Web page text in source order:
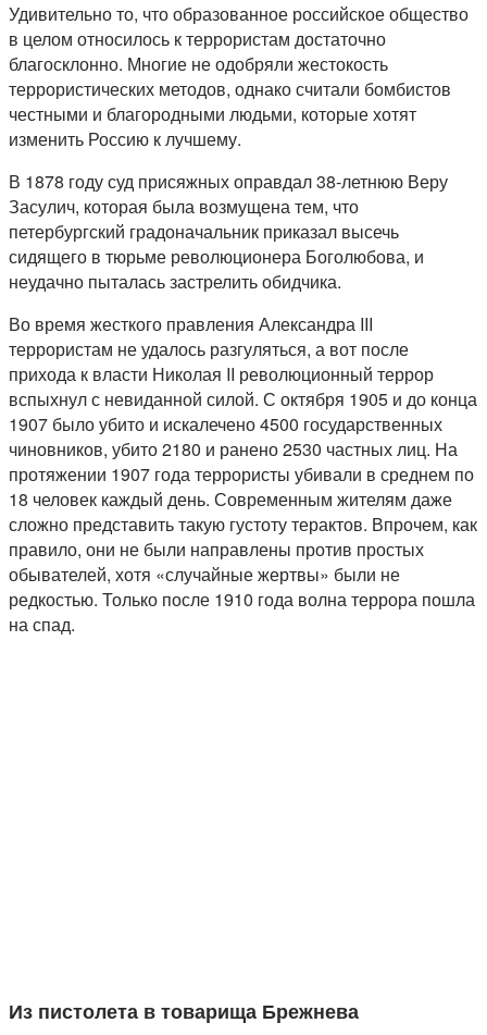
Удивительно то, что образованное российское общество
в целом относилось к террористам достаточно
благосклонно. Многие не одобряли жестокость
террористических методов, однако считали бомбистов
честными и благородными людьми, которые хотят
изменить Россию к лучшему.
В 1878 году суд присяжных оправдал 38-летнюю Веру
Засулич, которая была возмущена тем, что
петербургский градоначальник приказал высечь
сидящего в тюрьме революционера Боголюбова, и
неудачно пыталась застрелить обидчика.
Во время жесткого правления Александра III
террористам не удалось разгуляться, а вот после
прихода к власти Николая II революционный террор
вспыхнул с невиданной силой. С октября 1905 и до конца
1907 было убито и искалечено 4500 государственных
чиновников, убито 2180 и ранено 2530 частных лиц. На
протяжении 1907 года террористы убивали в среднем по
18 человек каждый день. Современным жителям даже
сложно представить такую густоту терактов. Впрочем, как
правило, они не были направлены против простых
обывателей, хотя «случайные жертвы» были не
редкостью. Только после 1910 года волна террора пошла
на спад.
Из пистолета в товарища Брежнева